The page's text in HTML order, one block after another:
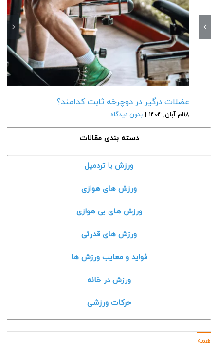
عضلات درگیر در دوچرخه ثابت کدامند؟
18ام آبان, 1404 | بدون دیدگاه
دسته بندی مقالات
ورزش با تردمیل
ورزش های هوازی
ورزش های بی هوازی
ورزش های قدرتی
فواید و معایب ورزش ها
ورزش در خانه
حرکات ورزشی
همه